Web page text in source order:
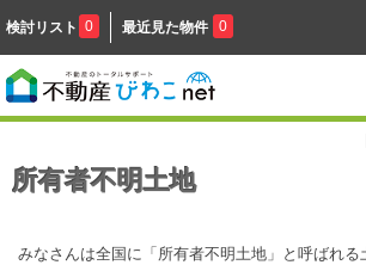
検討リスト 0 最近見た物件 0
所有者不明土地
みなさんは全国に「所有者不明土地」と呼ばれる